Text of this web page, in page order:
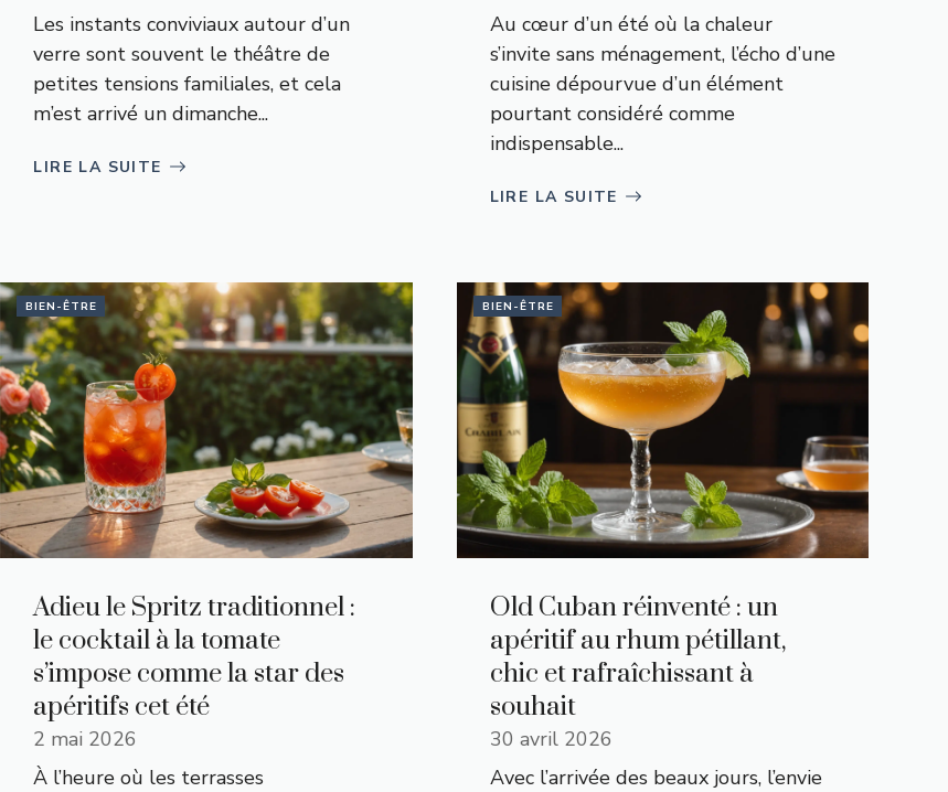
Les instants conviviaux autour d’un
verre sont souvent le théâtre de
petites tensions familiales, et cela
m’est arrivé un dimanche...
LIRE LA SUITE
Au cœur d’un été où la chaleur
s’invite sans ménagement, l’écho d’une
cuisine dépourvue d’un élément
pourtant considéré comme
indispensable...
LIRE LA SUITE
BIEN-ÊTRE
Adieu le Spritz traditionnel :
le cocktail à la tomate
s’impose comme la star des
apéritifs cet été
2 mai 2026
À l’heure où les terrasses
BIEN-ÊTRE
Old Cuban réinventé : un
apéritif au rhum pétillant,
chic et rafraîchissant à
souhait
30 avril 2026
Avec l’arrivée des beaux jours, l’envie